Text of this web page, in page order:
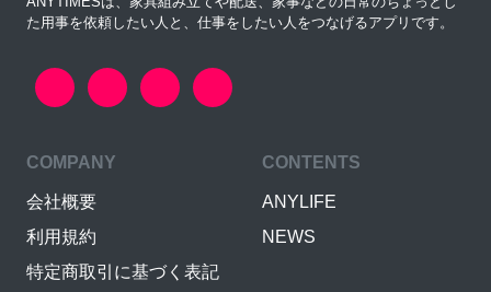
た用事を依頼したい人と、仕事をしたい人をつなげるアプリです。
COMPANY
会社概要
利用規約
特定商取引に基づく表記
CONTENTS
ANYLIFE
NEWS